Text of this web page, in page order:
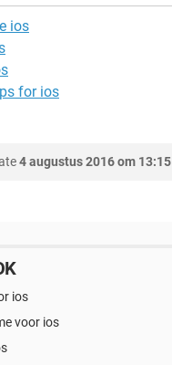
ios
for ios
4 augustus 2016 om 13:15
ios
voor ios